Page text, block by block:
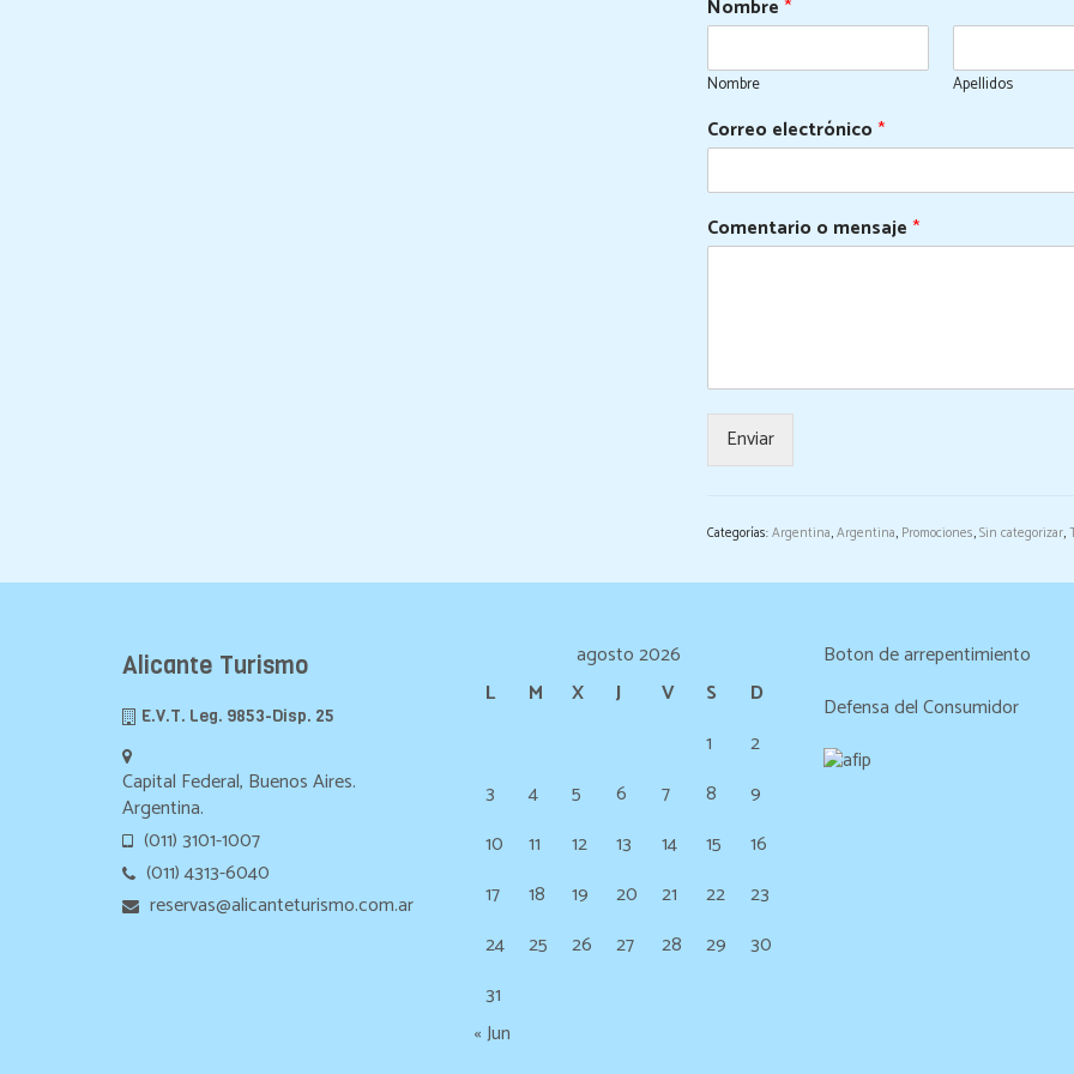
Nombre*
Nombre Apellidos
Correo electrónico*
Comentario o mensaje*
Enviar
Categorías:Argentina,Argentina, Promociones,Sin categorizar,
Alicante Turismo
E.V.T. Leg. 9853-Disp. 25
Capital Federal, Buenos Aires.
Argentina.
(011) 3101-1007
(011) 4313-6040
reservas@alicanteturismo.com.ar
agosto 2026
L
M X J V S
D
1
2
3
4 5 6 7 8
9
10
11 12 13 14 15
16
17
18 19 20 21 22
23
24
25 26 27 28 29
30
31
« Jun
Boton de arrepentimiento
Defensa del Consumidor